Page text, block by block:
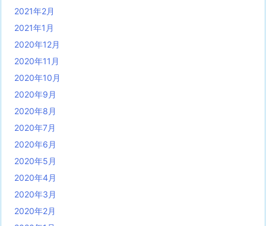
2021年2月
2021年1月
2020年12月
2020年11月
2020年10月
2020年9月
2020年8月
2020年7月
2020年6月
2020年5月
2020年4月
2020年3月
2020年2月